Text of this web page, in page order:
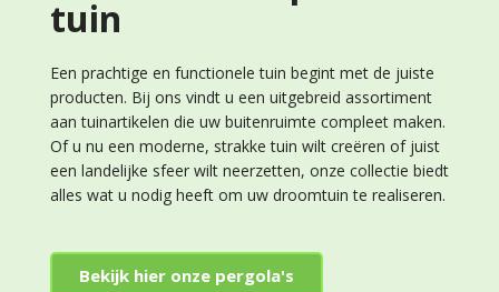
tuin
Een prachtige en functionele tuin begint met de juiste
producten. Bij ons vindt u een uitgebreid assortiment
aan tuinartikelen die uw buitenruimte compleet maken.
Of u nu een moderne, strakke tuin wilt creëren of juist
een landelijke sfeer wilt neerzetten, onze collectie biedt
alles wat u nodig heeft om uw droomtuin te realiseren.
Bekijk hier onze pergola's